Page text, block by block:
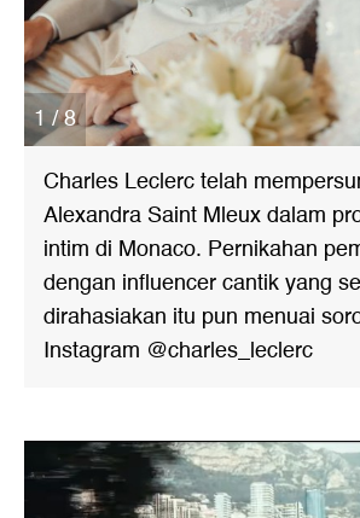
1 / 8
Charles Leclerc telah
Alexandra Saint Mleux dalam
intim di Monaco. Pernikahan
dengan influencer cantik yang
dirahasiakan itu pun menuai
Instagram @charles_leclerc